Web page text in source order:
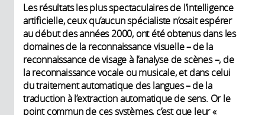
Les résultats les plus spectaculaires de l’intelligence
artificielle, ceux qu’aucun spécialiste n’osait espérer
au début des années 2000, ont été obtenus dans les
domaines de la reconnaissance visuelle – de la
reconnaissance de visage à l’analyse de scènes –, de
la reconnaissance vocale ou musicale, et dans celui
du traitement automatique des langues – de la
traduction à l’extraction automatique de sens. Or le
point commun de ces systèmes, c’est que leur «